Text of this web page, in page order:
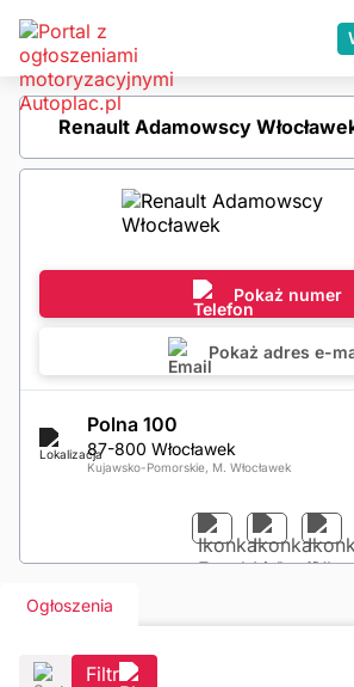
Renault Adamowscy
Pokaż numer
Pokaż adres e-
Polna 100
87-800 Włocławek
Kujawsko-Pomorskie, M. Włocławek
Ogłoszenia
Filtr